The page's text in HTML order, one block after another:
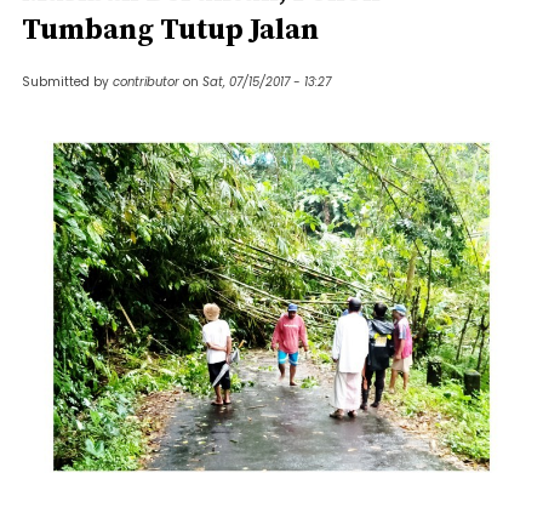
Tumbang Tutup Jalan
Submitted by contributor on Sat, 07/15/2017 - 13:27